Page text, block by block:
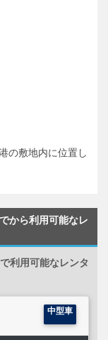
の敷地内に位置し
から利用可能なレ
利用可能なレンタ
中型車